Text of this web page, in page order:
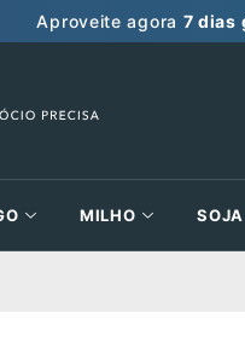
Aproveite agora 7 dias
MILHO SOJA